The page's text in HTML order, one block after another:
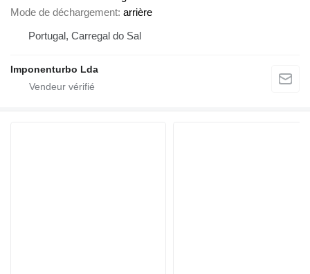
Mode de déchargement arrière
Portugal, Carregal do Sal
Imponenturbo Lda